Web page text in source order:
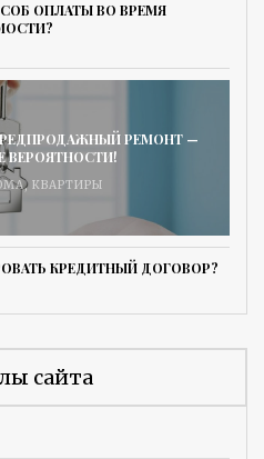
ОПЛАТЫ ВО ВРЕМЯ
РЕМОНТ —
ВЕРОЯТНОСТИ!
, КВАРТИРЫ
КРЕДИТНЫЙ ДОГОВОР?
сайта